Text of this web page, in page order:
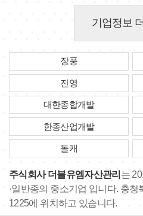
기업정보
장풍
진영
대한종합개발
한종산업개발
돌캐
주식회사 더블유엠자산관리 는
·일반종의 중소기업 입니다. 충
1225에 위치하고 있습니다.